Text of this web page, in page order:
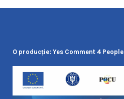
O producţie: Yes Comment 4 People